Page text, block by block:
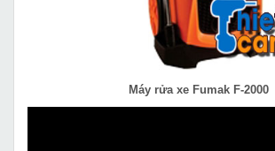
Máy rửa xe Fumak F-2000